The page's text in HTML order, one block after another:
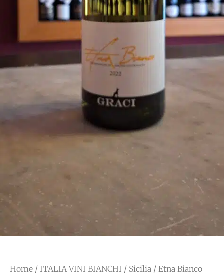
Home / ITALIA VINI BIANCHI / Sicilia / Etna Bianco